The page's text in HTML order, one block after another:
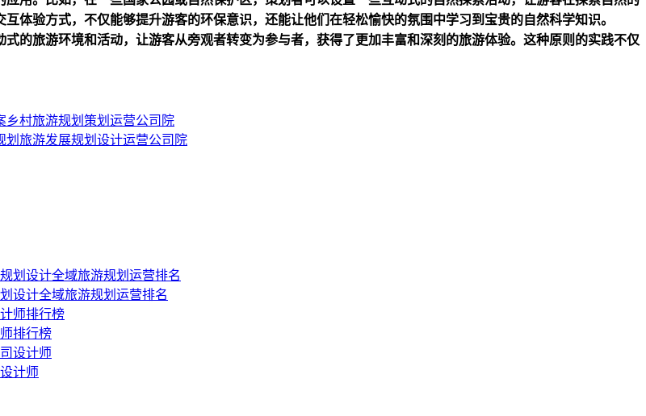
体验方式，不仅能够提升游客的环保意识，还能让他们在轻松愉快的氛围中学习到宝贵的自然科学知识。
的旅游环境和活动，让游客从旁观者转变为参与者，获得了更加丰富和深刻的旅游体验。这种原则的实践不仅
乡村旅游规划策划运营公司院
划旅游发展规划设计运营公司院
设计全域旅游规划运营排名
排行榜
计师